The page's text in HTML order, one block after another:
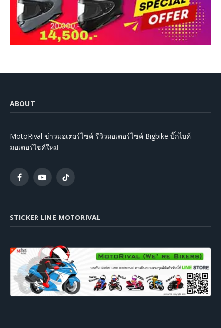
ABOUT
MotoRival ข่าวมอเตอร์ไซค์ รีวิวมอเตอร์ไซค์ Bigbike บิ๊กไบค์
มอเตอร์ไซค์ใหม่
FacebookYouTubeTikTok
STICKER LINE MOTORIVAL